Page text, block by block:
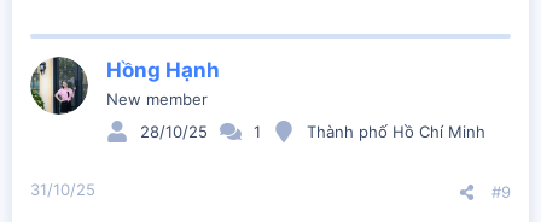
c
t
o
Hồng Hạnh
New member
28/10/25
1 Thành phố Hồ Chí Minh
31/10/25 #9